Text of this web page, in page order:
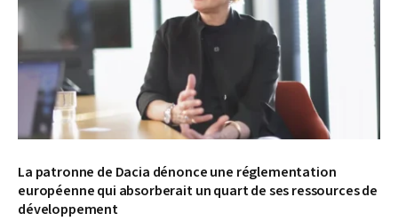
La patronne de Dacia dénonce une réglementation
européenne qui absorberait un quart de ses ressources de
développement